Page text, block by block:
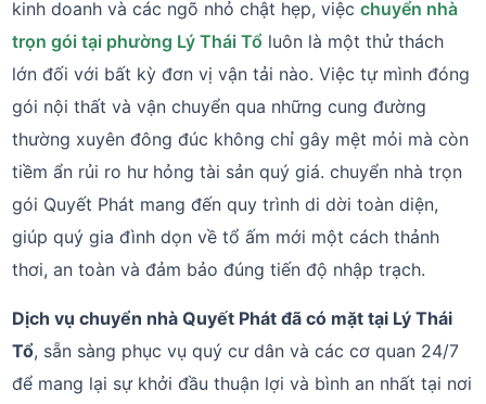
kinh doanh và các ngõ nhỏ chật hẹp, việcchuyển nhà
trọn gói tại phường Lý Thái Tổ luôn là một thử thách
lớn đối với bất kỳ đơn vị vận tải nào. Việc tự mình đóng
gói nội thất và vận chuyển qua những cung đường
thường xuyên đông đúc không chỉ gây mệt mỏi mà còn
tiềm ẩn rủi ro hư hỏng tài sản quý giá. chuyển nhà trọn
gói Quyết Phát mang đến quy trình di dời toàn diện,
giúp quý gia đình dọn về tổ ấm mới một cách thảnh
thơi, an toàn và đảm bảo đúng tiến độ nhập trạch.
Dịch vụ chuyển nhà Quyết Phát đã có mặt tại Lý Thái
Tổ, sẵn sàng phục vụ quý cư dân và các cơ quan 24/7
để mang lại sự khởi đầu thuận lợi và bình an nhất tại nơi